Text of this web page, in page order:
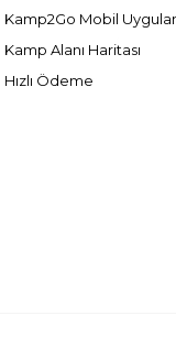
Kamp2Go Mobil
Kamp Alanı Haritası
Hızlı Ödeme